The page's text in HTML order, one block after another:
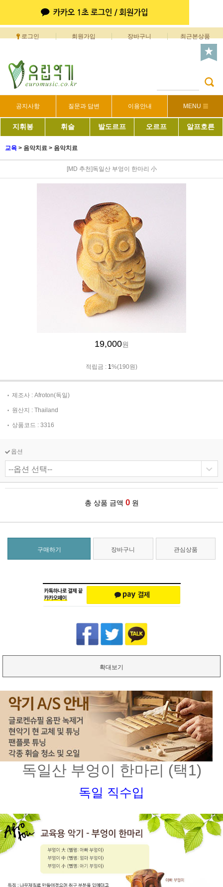
로그인 회원가입 장바구니 최근본상품
공지사항 질문과 답변 이용안내 MENU
지휘봉 휘슬 발도르프 오르프 알프호른
교육 > 음악치료 > 음악치료
[MD 추천]독일산 부엉이 한마리 小
19,000원
적립금 : 1%(190원)
제조사 : Afroton(독일)
원산지 : Thailand
상품코드 : 3316
옵션
총 상품 금액 0 원
구매하기 장바구니 관심상품
확대보기
독일산 부엉이 한마리 (택1)
독일 직수입